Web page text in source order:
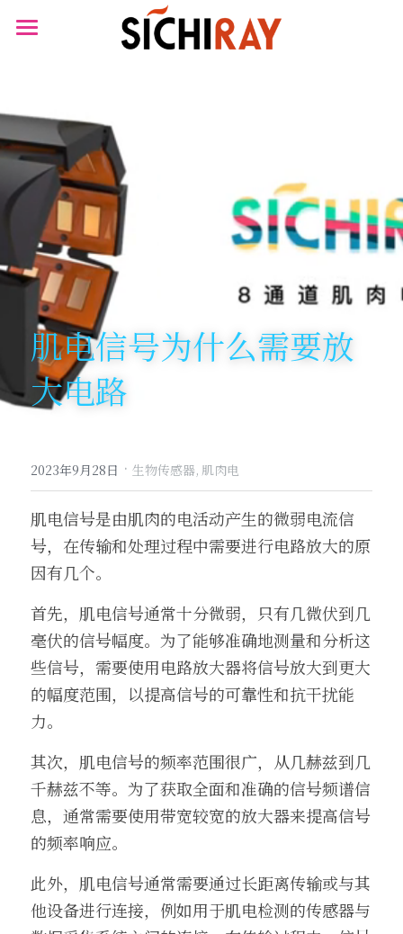
产品知识库
BLOG
B站视频
关于我们
搜索
肌电信号为什么需要放
大电路
2023年9月28日 · 生物传感器, 肌肉电
肌电信号是由肌肉的电活动产生的微弱电流信
号，在传输和处理过程中需要进行电路放大的原
因有几个。
首先，肌电信号通常十分微弱，只有几微伏到几
毫伏的信号幅度。为了能够准确地测量和分析这
些信号，需要使用电路放大器将信号放大到更大
的幅度范围，以提高信号的可靠性和抗干扰能
力。
其次，肌电信号的频率范围很广，从几赫兹到几
千赫兹不等。为了获取全面和准确的信号频谱信
息，通常需要使用带宽较宽的放大器来提高信号
的频率响应。
此外，肌电信号通常需要通过长距离传输或与其
他设备进行连接，例如用于肌电检测的传感器与
商品分类
生物传感器